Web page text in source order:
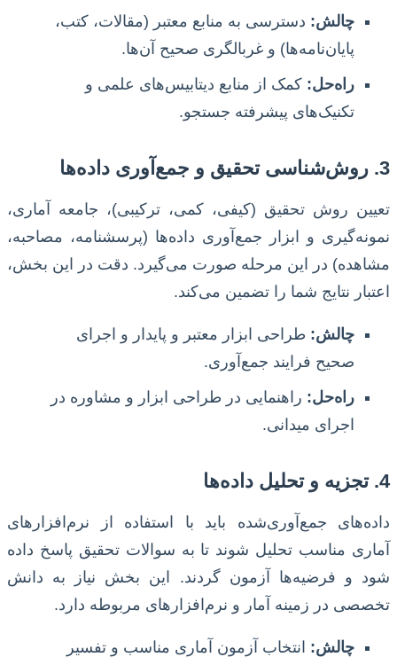
چالش: دسترسی به منابع معتبر (مقالات، کتب،
پایان‌نامه‌ها) و غربالگری صحیح آن‌ها.
راه‌حل: کمک از منابع دیتابیس‌های علمی و
تکنیک‌های پیشرفته جستجو.
3. روش‌شناسی تحقیق و جمع‌آوری داده‌ها
تعیین روش تحقیق (کیفی، کمی، ترکیبی)، جامعه آماری،
نمونه‌گیری و ابزار جمع‌آوری داده‌ها (پرسشنامه، مصاحبه،
مشاهده) در این مرحله صورت می‌گیرد. دقت در این بخش،
اعتبار نتایج شما را تضمین می‌کند.
چالش: طراحی ابزار معتبر و پایدار و اجرای
صحیح فرایند جمع‌آوری.
راه‌حل: راهنمایی در طراحی ابزار و مشاوره در
اجرای میدانی.
4. تجزیه و تحلیل داده‌ها
داده‌های جمع‌آوری‌شده باید با استفاده از نرم‌افزارهای
آماری مناسب تحلیل شوند تا به سوالات تحقیق پاسخ داده
شود و فرضیه‌ها آزمون گردند. این بخش نیاز به دانش
تخصصی در زمینه آمار و نرم‌افزارهای مربوطه دارد.
چالش: انتخاب آزمون آماری مناسب و تفسیر